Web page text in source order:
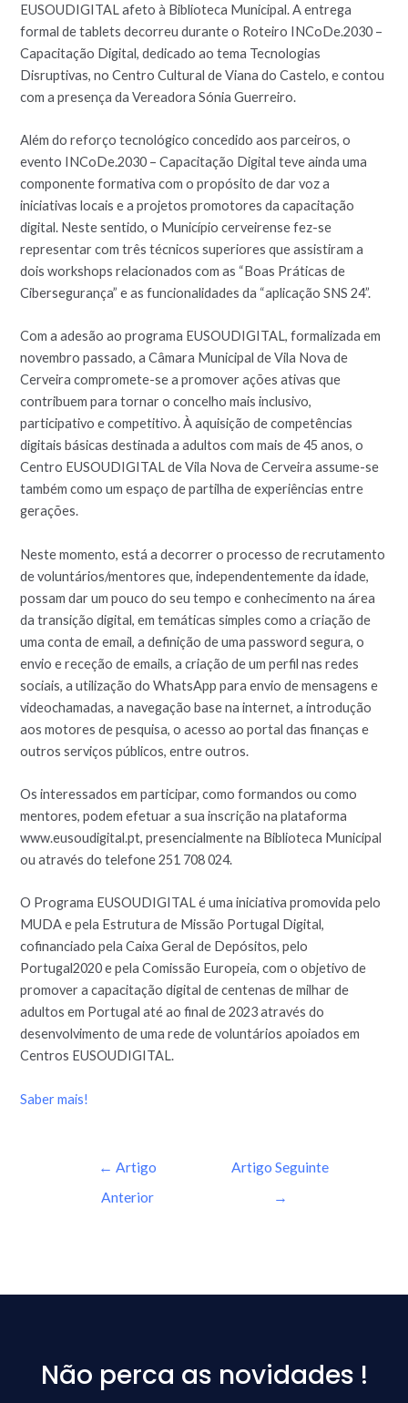
EUSOUDIGITAL afeto à Biblioteca Municipal. A entrega
formal de tablets decorreu durante o Roteiro INCoDe.2030 –
Capacitação Digital, dedicado ao tema Tecnologias
Disruptivas, no Centro Cultural de Viana do Castelo, e contou
com a presença da Vereadora Sónia Guerreiro.
Além do reforço tecnológico concedido aos parceiros, o
evento INCoDe.2030 – Capacitação Digital teve ainda uma
componente formativa com o propósito de dar voz a
iniciativas locais e a projetos promotores da capacitação
digital. Neste sentido, o Município cerveirense fez-se
representar com três técnicos superiores que assistiram a
dois workshops relacionados com as “Boas Práticas de
Cibersegurança” e as funcionalidades da “aplicação SNS 24”.
Com a adesão ao programa EUSOUDIGITAL, formalizada em
novembro passado, a Câmara Municipal de Vila Nova de
Cerveira compromete-se a promover ações ativas que
contribuem para tornar o concelho mais inclusivo,
participativo e competitivo. À aquisição de competências
digitais básicas destinada a adultos com mais de 45 anos, o
Centro EUSOUDIGITAL de Vila Nova de Cerveira assume-se
também como um espaço de partilha de experiências entre
gerações.
Neste momento, está a decorrer o processo de recrutamento
de voluntários/mentores que, independentemente da idade,
possam dar um pouco do seu tempo e conhecimento na área
da transição digital, em temáticas simples como a criação de
uma conta de email, a definição de uma password segura, o
envio e receção de emails, a criação de um perfil nas redes
sociais, a utilização do WhatsApp para envio de mensagens e
videochamadas, a navegação base na internet, a introdução
aos motores de pesquisa, o acesso ao portal das finanças e
outros serviços públicos, entre outros.
Os interessados em participar, como formandos ou como
mentores, podem efetuar a sua inscrição na plataforma
www.eusoudigital.pt, presencialmente na Biblioteca Municipal
ou através do telefone 251 708 024.
O Programa EUSOUDIGITAL é uma iniciativa promovida pelo
MUDA e pela Estrutura de Missão Portugal Digital,
cofinanciado pela Caixa Geral de Depósitos, pelo
Portugal2020 e pela Comissão Europeia, com o objetivo de
promover a capacitação digital de centenas de milhar de
adultos em Portugal até ao final de 2023 através do
desenvolvimento de uma rede de voluntários apoiados em
Centros EUSOUDIGITAL.
Saber mais!
← Artigo
Anterior
Artigo Seguinte
→
Não perca as novidades !